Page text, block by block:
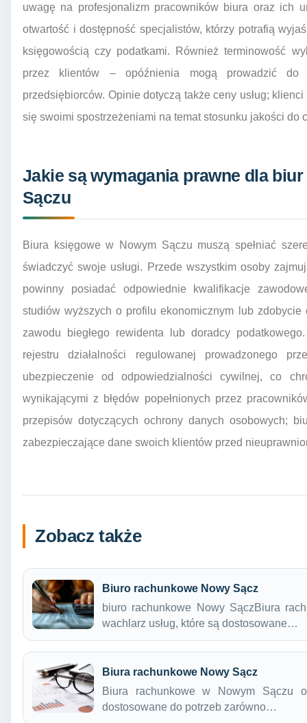
uwagę na profesjonalizm pracowników biura oraz ich
otwartość i dostępność specjalistów, którzy potrafią
księgowością czy podatkami. Również terminowość
przez klientów – opóźnienia mogą prowadzić do
przedsiębiorców. Opinie dotyczą także ceny usług;
się swoimi spostrzeżeniami na temat stosunku jakości do
Jakie są wymagania prawne dla
Sączu
Biura księgowe w Nowym Sączu muszą spełniać
świadczyć swoje usługi. Przede wszystkim osoby
powinny posiadać odpowiednie kwalifikacje
studiów wyższych o profilu ekonomicznym lub
zawodu biegłego rewidenta lub doradcy
rejestru działalności regulowanej prowadzonego
ubezpieczenie od odpowiedzialności cywilnej, co
wynikającymi z błędów popełnionych przez
przepisów dotyczących ochrony danych osobowych;
zabezpieczające dane swoich klientów przed
Zobacz także
Biuro rachunkowe Nowy Sącz
biuro rachunkowe Nowy SączBiura
wachlarz usług, które są dostosowane…
Biura rachunkowe Nowy Sącz
Biura rachunkowe w Nowym Sączu
dostosowane do potrzeb zarówno…